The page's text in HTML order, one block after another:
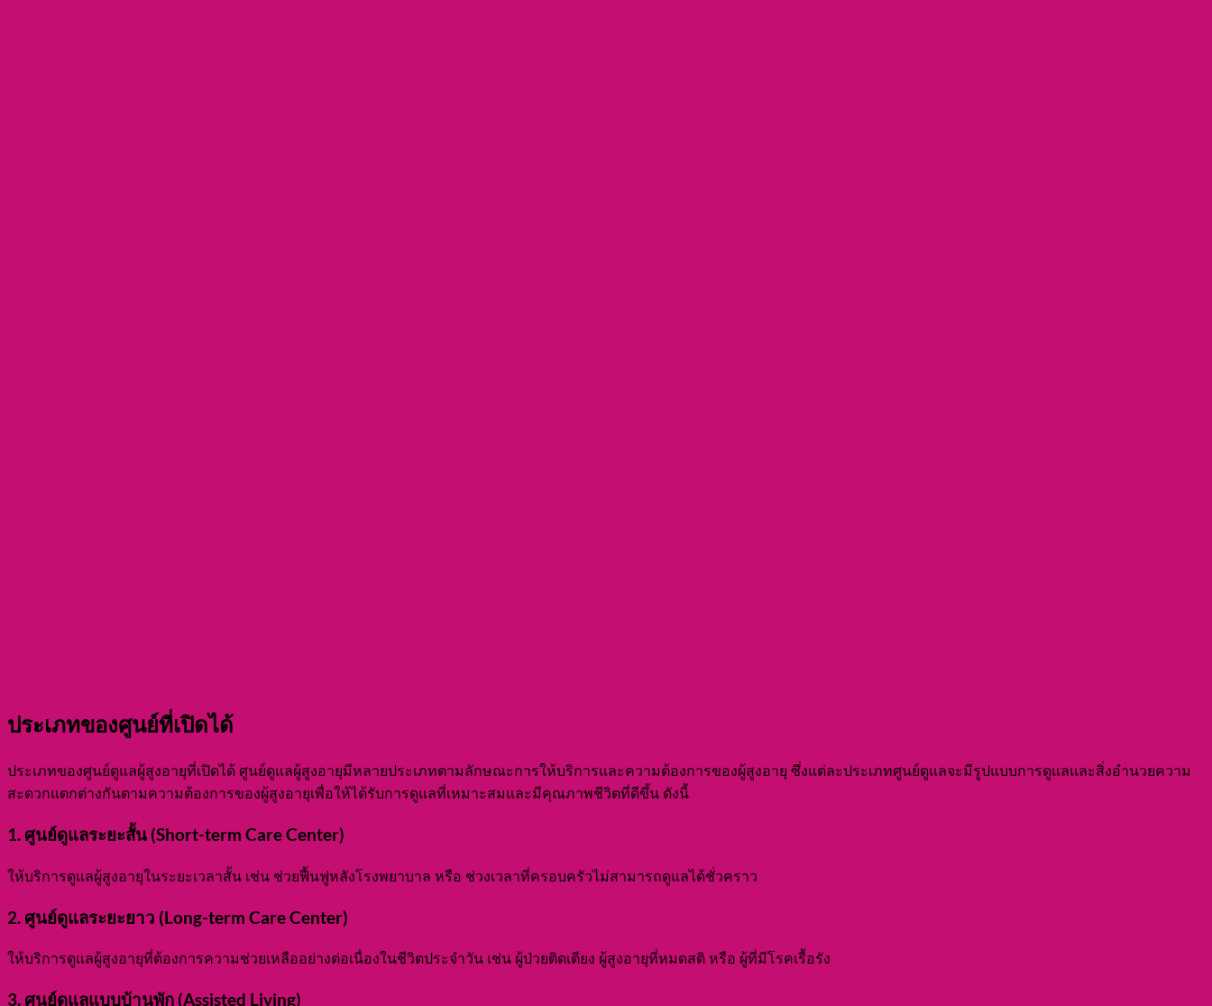
ประเภทของศูนย์ที่เปิดได้
ประเภทของศูนย์ดูแลผู้สูงอายุที่เปิดได้ ศูนย์ดูแลผู้สูงอายุมีหลายประเภทตามลักษณะการให้บริการและความต้องการของผู้สูงอายุ ซึ่งแต่ละประเภทศูนย์ดูแลจะมีรูปแบบการดูแลและสิ่งอำนวยความ
สะดวกแตกต่างกันตามความต้องการของผู้สูงอายุเพื่อให้ได้รับการดูแลที่เหมาะสมและมีคุณภาพชีวิตที่ดีขึ้น ดังนี้
1. ศูนย์ดูแลระยะสั้น (Short-term Care Center)
ให้บริการดูแลผู้สูงอายุในระยะเวลาสั้น เช่น ช่วยฟื้นฟูหลังโรงพยาบาล หรือ ช่วงเวลาที่ครอบครัวไม่สามารถดูแลได้ชั่วคราว
2. ศูนย์ดูแลระยะยาว (Long-term Care Center)
ให้บริการดูแลผู้สูงอายุที่ต้องการความช่วยเหลืออย่างต่อเนื่องในชีวิตประจำวัน เช่น ผู้ป่วยติดเตียง ผู้สูงอายุที่หมดสติ หรือ ผู้ที่มีโรคเรื้อรัง
3. ศูนย์ดูแลแบบบ้านพัก (Assisted Living)